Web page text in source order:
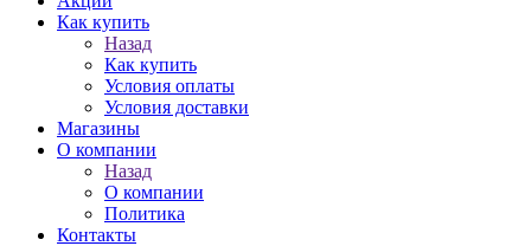
Как купить
Назад
Как купить
Условия оплаты
Условия доставки
Магазины
О компании
Назад
О компании
Политика
Контакты